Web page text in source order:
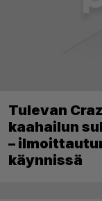
Tulevan
kaahailun
–
käynnissä